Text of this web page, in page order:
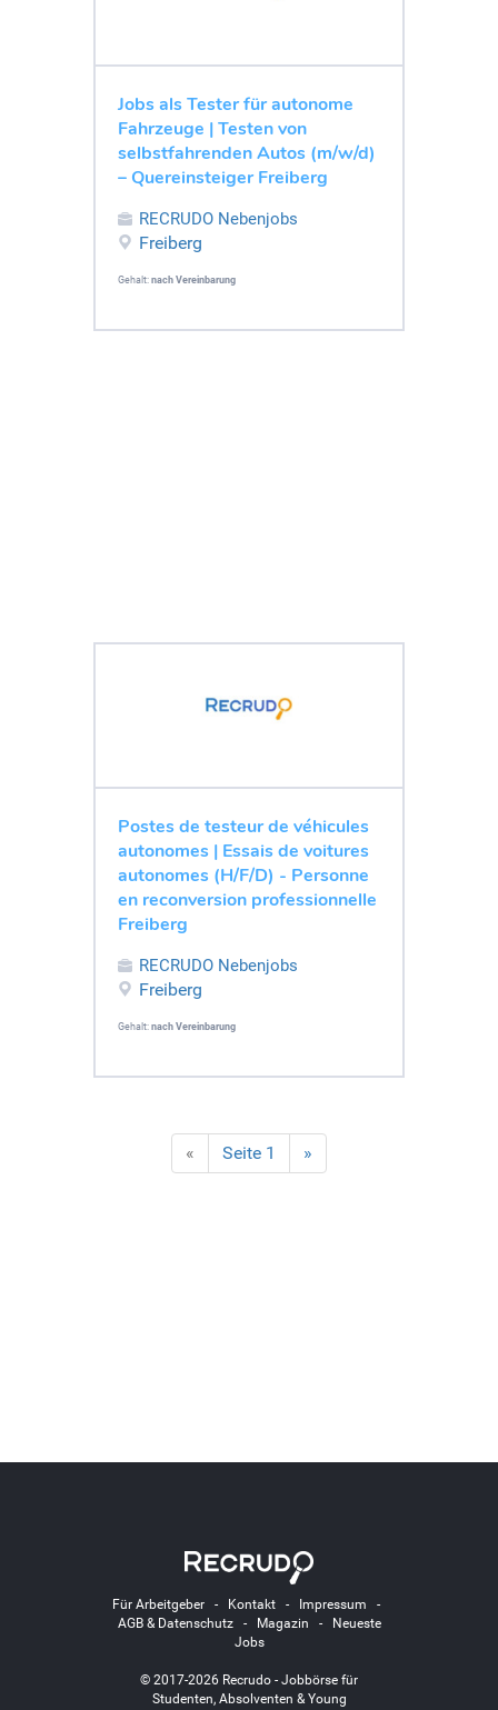
Jobs als Tester für autonome
Fahrzeuge | Testen von
selbstfahrenden Autos (m/w/d)
– Quereinsteiger Freiberg
RECRUDO Nebenjobs
Freiberg
Gehalt: nach Vereinbarung
Postes de testeur de véhicules
autonomes | Essais de voitures
autonomes (H/F/D) - Personne
en reconversion professionnelle
Freiberg
RECRUDO Nebenjobs
Freiberg
Gehalt: nach Vereinbarung
« Seite 1 »
Für Arbeitgeber- Kontakt- Impressum -
AGB & Datenschutz- Magazin -
Neueste
Jobs
© 2017-2026 Recrudo - Jobbörse für
Studenten, Absolventen & Young